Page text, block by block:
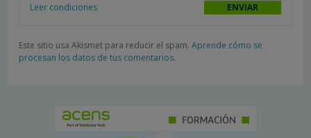
Leer condiciones
Este sitio usa Akismet para reducir el spam. Aprende cómo se
procesan los datos de tus comentarios.